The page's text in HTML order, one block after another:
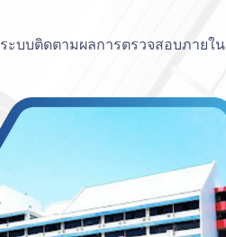
ระบบติดตามผลการตรวจสอบภายใน